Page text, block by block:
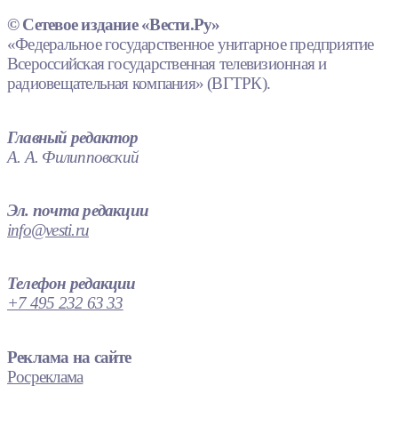
© Сетевое издание «Вести.Ру»
«Федеральное государственное унитарное предприятие
Всероссийская государственная телевизионная и
радиовещательная компания» (ВГТРК).
Главный редактор
А. А. Филипповский
Эл. почта редакции
info@vesti.ru
Телефон редакции
+7 495 232 63 33
Реклама на сайте
Росреклама